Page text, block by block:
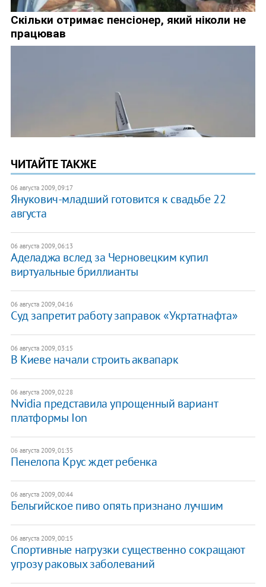
ЧИТАЙТЕ ТАКЖЕ
06 августа 2009, 09:17
Янукович-младший готовится к свадьбе 22
августа
06 августа 2009, 06:13
Аделаджа вслед за Черновецким купил
виртуальные бриллианты
06 августа 2009, 04:16
Суд запретит работу заправок «Укртатнафта»
06 августа 2009, 03:15
В Киеве начали строить аквапарк
06 августа 2009, 02:28
Nvidia представила упрощенный вариант
платформы Ion
06 августа 2009, 01:35
Пенелопа Крус ждет ребенка
06 августа 2009, 00:44
Бельгийское пиво опять признано лучшим
06 августа 2009, 00:15
Спортивные нагрузки существенно сокращают
угрозу раковых заболеваний